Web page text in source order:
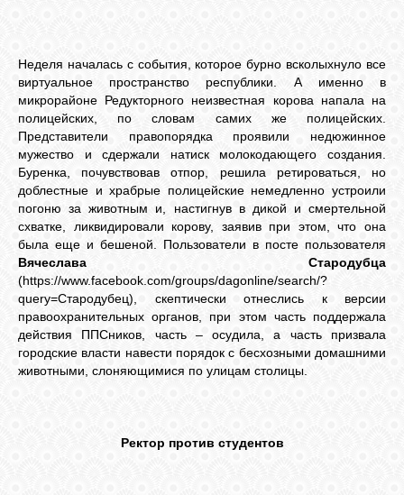
МУЗЫКА
САЙТЫ
ОБЪЯВЛЕНИЯ
ВОПРОСЫ /
КОНТАКТЫ
Неделя началась с события, которое бурно всколыхнуло все
виртуальное пространство республики. А именно в
микрорайоне Редукторного неизвестная корова напала на
полицейских, по словам самих же полицейских.
Представители правопорядка проявили недюжинное
мужество и сдержали натиск молокодающего создания.
Буренка, почувствовав отпор, решила ретироваться, но
доблестные и храбрые полицейские немедленно устроили
погоню за животным и, настигнув в дикой и смертельной
схватке, ликвидировали корову, заявив при этом, что она
была еще и бешеной. Пользователи в посте пользователя
Вячеслава Стародубца
(https://www.facebook.com/groups/dagonline/search/?
query=Стародубец), скептически отнеслись к версии
правоохранительных органов, при этом часть поддержала
действия ППСников, часть – осудила, а часть призвала
городские власти навести порядок с бесхозными домашними
животными, слоняющимися по улицам столицы.
Ректор против студентов